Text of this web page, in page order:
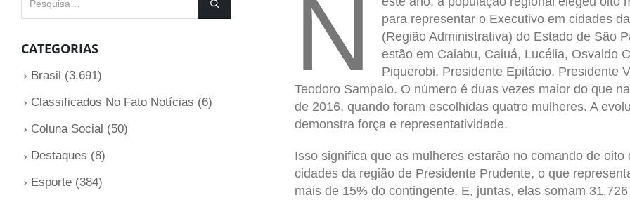
N
para representar o Executivo em cidades
(Região Administrativa) do Estado de São
estão em Caiabu, Caiuá, Lucélia, Osvaldo
Piquerobi, Presidente Epitácio, Presidente
Teodoro Sampaio. O número é duas vezes maior do que
de 2016, quando foram escolhidas quatro mulheres. A
demonstra força e representatividade.
Isso significa que as mulheres estarão no comando de oito
cidades da região de Presidente Prudente, o que
mais de 15% do contingente. E, juntas, elas somam
CATEGORIAS
Brasil (3.691)
Classificados No Fato Notícias (6)
Coluna Social (50)
Destaques (8)
Esporte (384)